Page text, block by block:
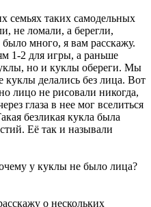
семьях таких самодельных
не ломали, а берегли,
много, я вам расскажу.
1-2 для игры, а раньше
но и куклы обереги. Мы
куклы делались без лица. Вот
лицо не рисовали никогда,
глаза в нее мог вселиться
безликая кукла была
Её так и называли
у куклы не было лица?
о нескольких